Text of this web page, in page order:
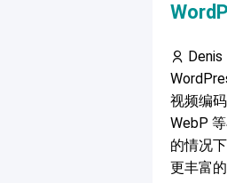
视频编
WebP
的情况
更丰富